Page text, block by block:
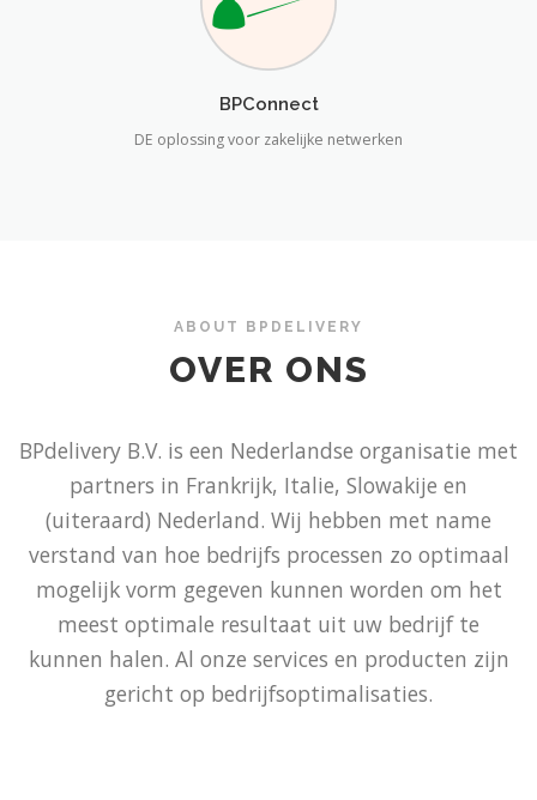
BPConnect
DE oplossing voor zakelijke netwerken
ABOUT BPDELIVERY
OVER ONS
BPdelivery B.V. is een Nederlandse organisatie met
partners in Frankrijk, Italie, Slowakije en
(uiteraard) Nederland. Wij hebben met name
verstand van hoe bedrijfs processen zo optimaal
mogelijk vorm gegeven kunnen worden om het
meest optimale resultaat uit uw bedrijf te
kunnen halen. Al onze services en producten zijn
gericht op bedrijfsoptimalisaties.